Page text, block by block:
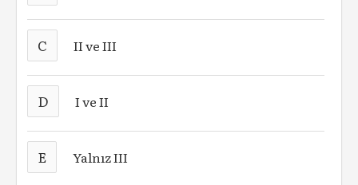
C II ve III
D I ve II
E Yalnız III